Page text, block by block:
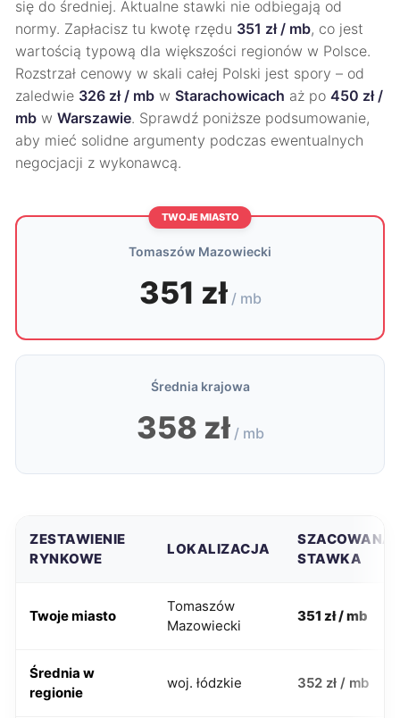
się do średniej. Aktualne stawki nie odbiegają od
normy. Zapłacisz tu kwotę rzędu 351 zł / mb, co jest
wartością typową dla większości regionów w Polsce.
Rozstrzał cenowy w skali całej Polski jest spory – od
zaledwie 326 zł / mb w Starachowicach aż po 450 zł /
mb w Warszawie. Sprawdź poniższe podsumowanie,
aby mieć solidne argumenty podczas ewentualnych
negocjacji z wykonawcą.
TWOJE MIASTO
Tomaszów Mazowiecki
351 zł / mb
Średnia krajowa
358 zł / mb
ZESTAWIENIE
RYNKOWE
LOKALIZACJA
SZACOWANA
STAWKA
Twoje miasto
Tomaszów
Mazowiecki
351 zł / mb
Średnia w
regionie
woj. łódzkie 352 zł / mb